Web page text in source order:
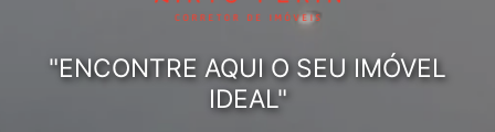
"ENCONTRE AQUI O SEU IMÓVEL
IDEAL"